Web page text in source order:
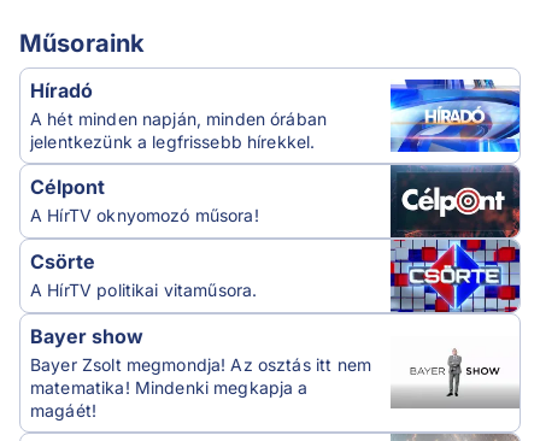
Műsoraink
Híradó
A hét minden napján, minden órában
jelentkezünk a legfrissebb hírekkel.
Célpont
A HírTV oknyomozó műsora!
Csörte
A HírTV politikai vitaműsora.
Bayer show
Bayer Zsolt megmondja! Az osztás itt nem
matematika! Mindenki megkapja a
magáét!